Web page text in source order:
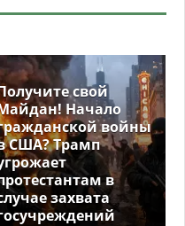
свой
Начало
войны
США? Трамп
в
захвата